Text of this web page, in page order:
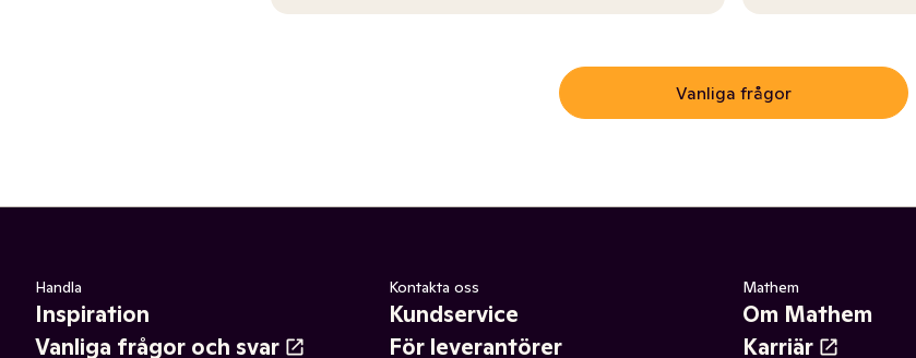
Vanliga frågor
Handla
Inspiration
Vanliga frågor och svar
Kontakta oss
Kundservice
För leverantörer
Mathem
Om Mathem
Karriär